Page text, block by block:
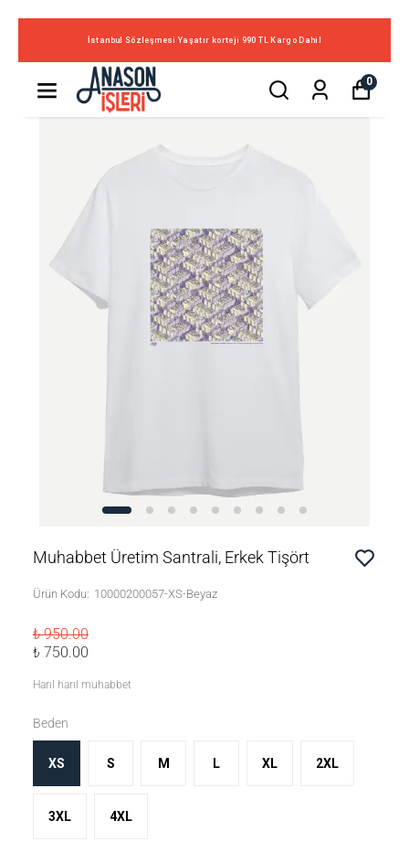
İstanbul Sözleşmesi Yaşatır korteji 990 TL Kargo Dahil
0
Muhabbet Üretim Santrali, Erkek Tişört
Ürün Kodu: 10000200057-XS-Beyaz
₺ 950.00
₺ 750.00
Harıl harıl muhabbet
Beden
XS S M L XL 2XL
3XL 4XL